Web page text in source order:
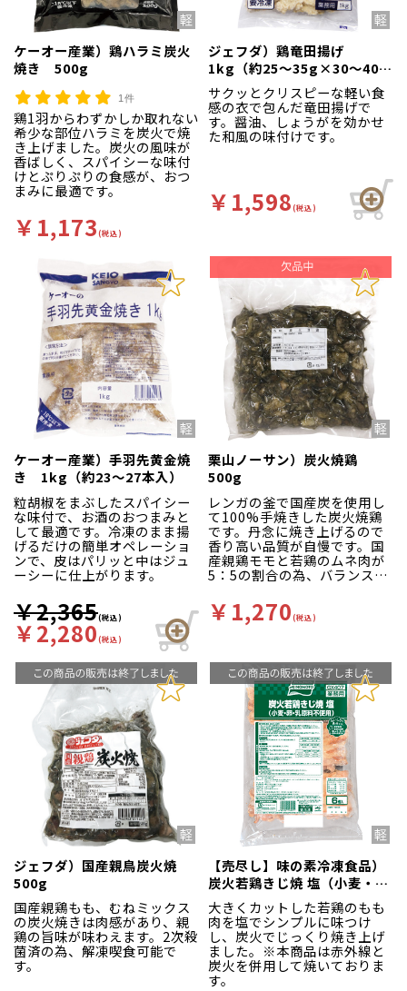
ケーオー産業）鶏ハラミ炭火
焼き 500g
1件
鶏1羽からわずかしか取れない
希少な部位ハラミを炭火で焼
き上げました。炭火の風味が
香ばしく、スパイシーな味付
けとぷりぷりの食感が、おつ
まみに最適です。
￥1,173(税込)
ジェフダ）鶏竜田揚げ
1kg（約25～35g×30～40個
入）
サクッとクリスピーな軽い食
感の衣で包んだ竜田揚げで
す。醤油、しょうがを効かせ
た和風の味付けです。
￥1,598(税込)
ケーオー産業）手羽先黄金焼
き 1kg（約23～27本入）
粒胡椒をまぶしたスパイシー
な味付で、お酒のおつまみと
して最適です。冷凍のまま揚
げるだけの簡単オペレーショ
ンで、皮はパリッと中はジュ
ーシーに仕上がります。
￥2,365(税込)
￥2,280(税込)
栗山ノーサン）炭火焼鶏
500g
レンガの釜で国産炭を使用し
て100%手焼きした炭火焼鶏
です。丹念に焼き上げるので
香り高い品質が自慢です。国
産親鶏モモと若鶏のムネ肉が
5：5の割合の為、バランス良
くお召し上がりいただけま
す。丹念に焼き上げるので香
り高い品質が自慢です。
￥1,270(税込)
ジェフダ）国産親鳥炭火焼
500g
国産親鶏もも、むねミックス
の炭火焼きは肉感があり、親
鶏の旨味が味わえます。2次殺
菌済の為、解凍喫食可能で
す。
【売尽し】味の素冷凍食品）
炭火若鶏きじ焼 塩（小麦・
卵・乳原料不使用）
720g（約120g×6個入）
大きくカットした若鶏のもも
肉を塩でシンプルに味つけ
し、炭火でじっくり焼き上げ
ました。※本商品は赤外線と
炭火を併用して焼いておりま
す。